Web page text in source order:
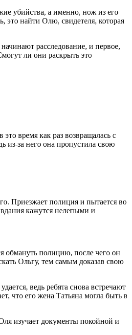
убийства, а именно, нож из его
это найти Олю, свидетеля, которая
расследование, и первое,
ли они раскрыть это
время как раз возвращалась с
из-за него она пропустила свою
Приезжает полиция и пытается во
кажутся нелепыми и
обмануть полицию, после чего он
Ольгу, тем самым доказав свою
ведь ребята снова встречают
что его жена Татьяна могла быть в
изучает документы покойной и